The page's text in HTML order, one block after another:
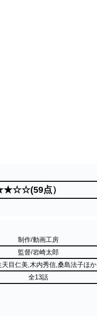
点）
制作/動画工房
監督/岩崎太郎
天目仁美,木内秀信,桑島法子ほか
全13話